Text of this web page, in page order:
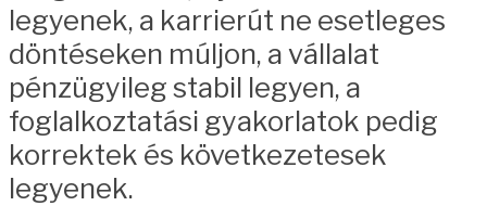
legyenek, a karrierút ne esetleges
döntéseken múljon, a vállalat
pénzügyileg stabil legyen, a
foglalkoztatási gyakorlatok pedig
korrektek és következetesek
legyenek.